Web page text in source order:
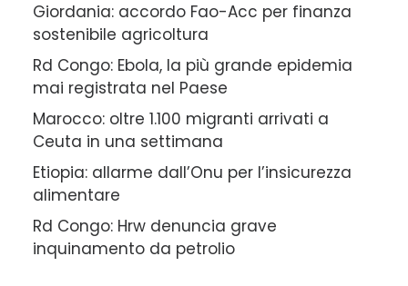
Giordania: accordo Fao-Acc per finanza
sostenibile agricoltura
Rd Congo: Ebola, la più grande epidemia
mai registrata nel Paese
Marocco: oltre 1.100 migranti arrivati a
Ceuta in una settimana
Etiopia: allarme dall’Onu per l’insicurezza
alimentare
Rd Congo: Hrw denuncia grave
inquinamento da petrolio